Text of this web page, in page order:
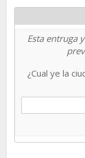
Esta entruga
¿Cual ye la